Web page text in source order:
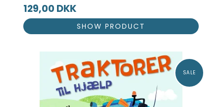
129,00 DKK
SHOW PRODUCT
SALE